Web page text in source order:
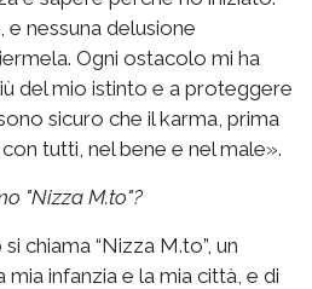
e nessuna delusione
Ogni ostacolo mi ha
del mio istinto e a proteggere
sicuro che il karma, prima
tutti, nel bene e nel male».
"Nizza M.to"?
chiama “Nizza M.to”, un
infanzia e la mia città, e di